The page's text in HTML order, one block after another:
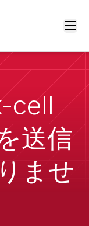
cell
送信
ませ